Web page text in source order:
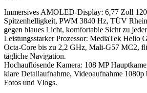
Immersives AMOLED-Display: 6,77 Zoll
Spitzenhelligkeit, PWM 3840 Hz, TÜV
gegen blaues Licht, komfortable Sicht zu
Leistungsstarker Prozessor: MediaTek Helio
Octa-Core bis zu 2,2 GHz, Mali-G57 MC2,
tägliche Navigation.
Hochauflösende Kamera: 108 MP
klare Detailaufnahme, Videoaufnahme
Fotos und Vlogs.